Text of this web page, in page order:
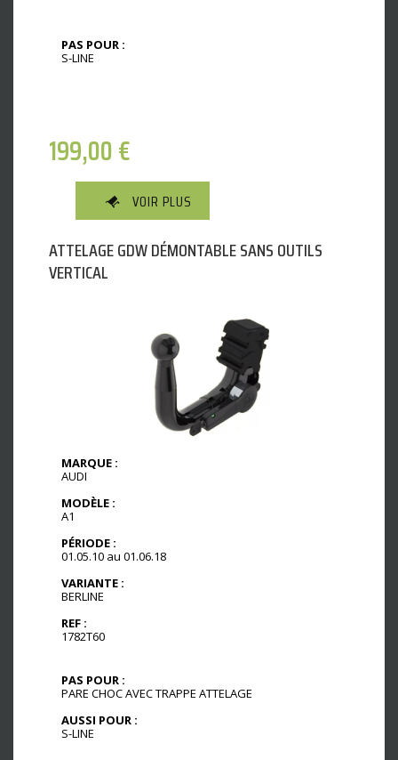
PAS POUR :
S-LINE
199,00€
VOIR PLUS
ATTELAGE GDW DÉMONTABLE SANS OUTILS
VERTICAL
MARQUE :
AUDI
MODÈLE :
A1
PÉRIODE :
01.05.10 au 01.06.18
VARIANTE :
BERLINE
REF :
1782T60
PAS POUR :
PARE CHOC AVEC TRAPPE ATTELAGE
AUSSI POUR :
S-LINE